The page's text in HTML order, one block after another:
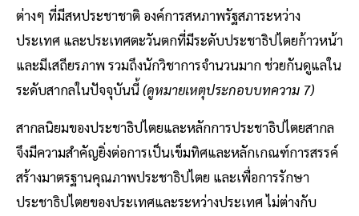
ต่างๆ ที่มีสหประชาชาติ องค์การสหภาพรัฐสภาระหว่าง
ประเทศ และประเทศตะวันตกที่มีระดับประชาธิปไตยก้าวหน้า
และมีเสถียรภาพ รวมถึงนักวิชาการจำนวนมาก ช่วยกันดูแลใน
ระดับสากลในปัจจุบันนี้(ดูหมายเหตุประกอบบทความ 7)
สากลนิยมของประชาธิปไตยและหลักการประชาธิปไตยสากล
จึงมีความสำคัญยิ่งต่อการเป็นเข็มทิศและหลักเกณฑ์การสรรค์
สร้างมาตรฐานคุณภาพประชาธิปไตย และเพื่อการรักษา
ประชาธิปไตยของประเทศและระหว่างประเทศ ไม่ต่างกับ